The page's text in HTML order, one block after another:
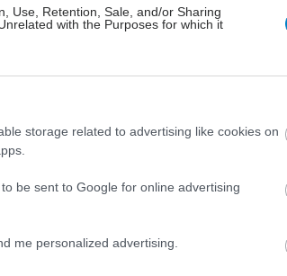
Use, Retention, Sale, and/or Sharing
with the Purposes for which it
storage related to advertising like cookies on
be sent to Google for online advertising
me personalized advertising.